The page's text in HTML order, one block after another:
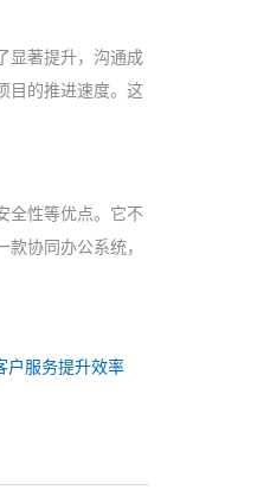
显著提升，沟通成
目的推进速度。这
全性等优点。它不
协同办公系统，
户服务提升效率